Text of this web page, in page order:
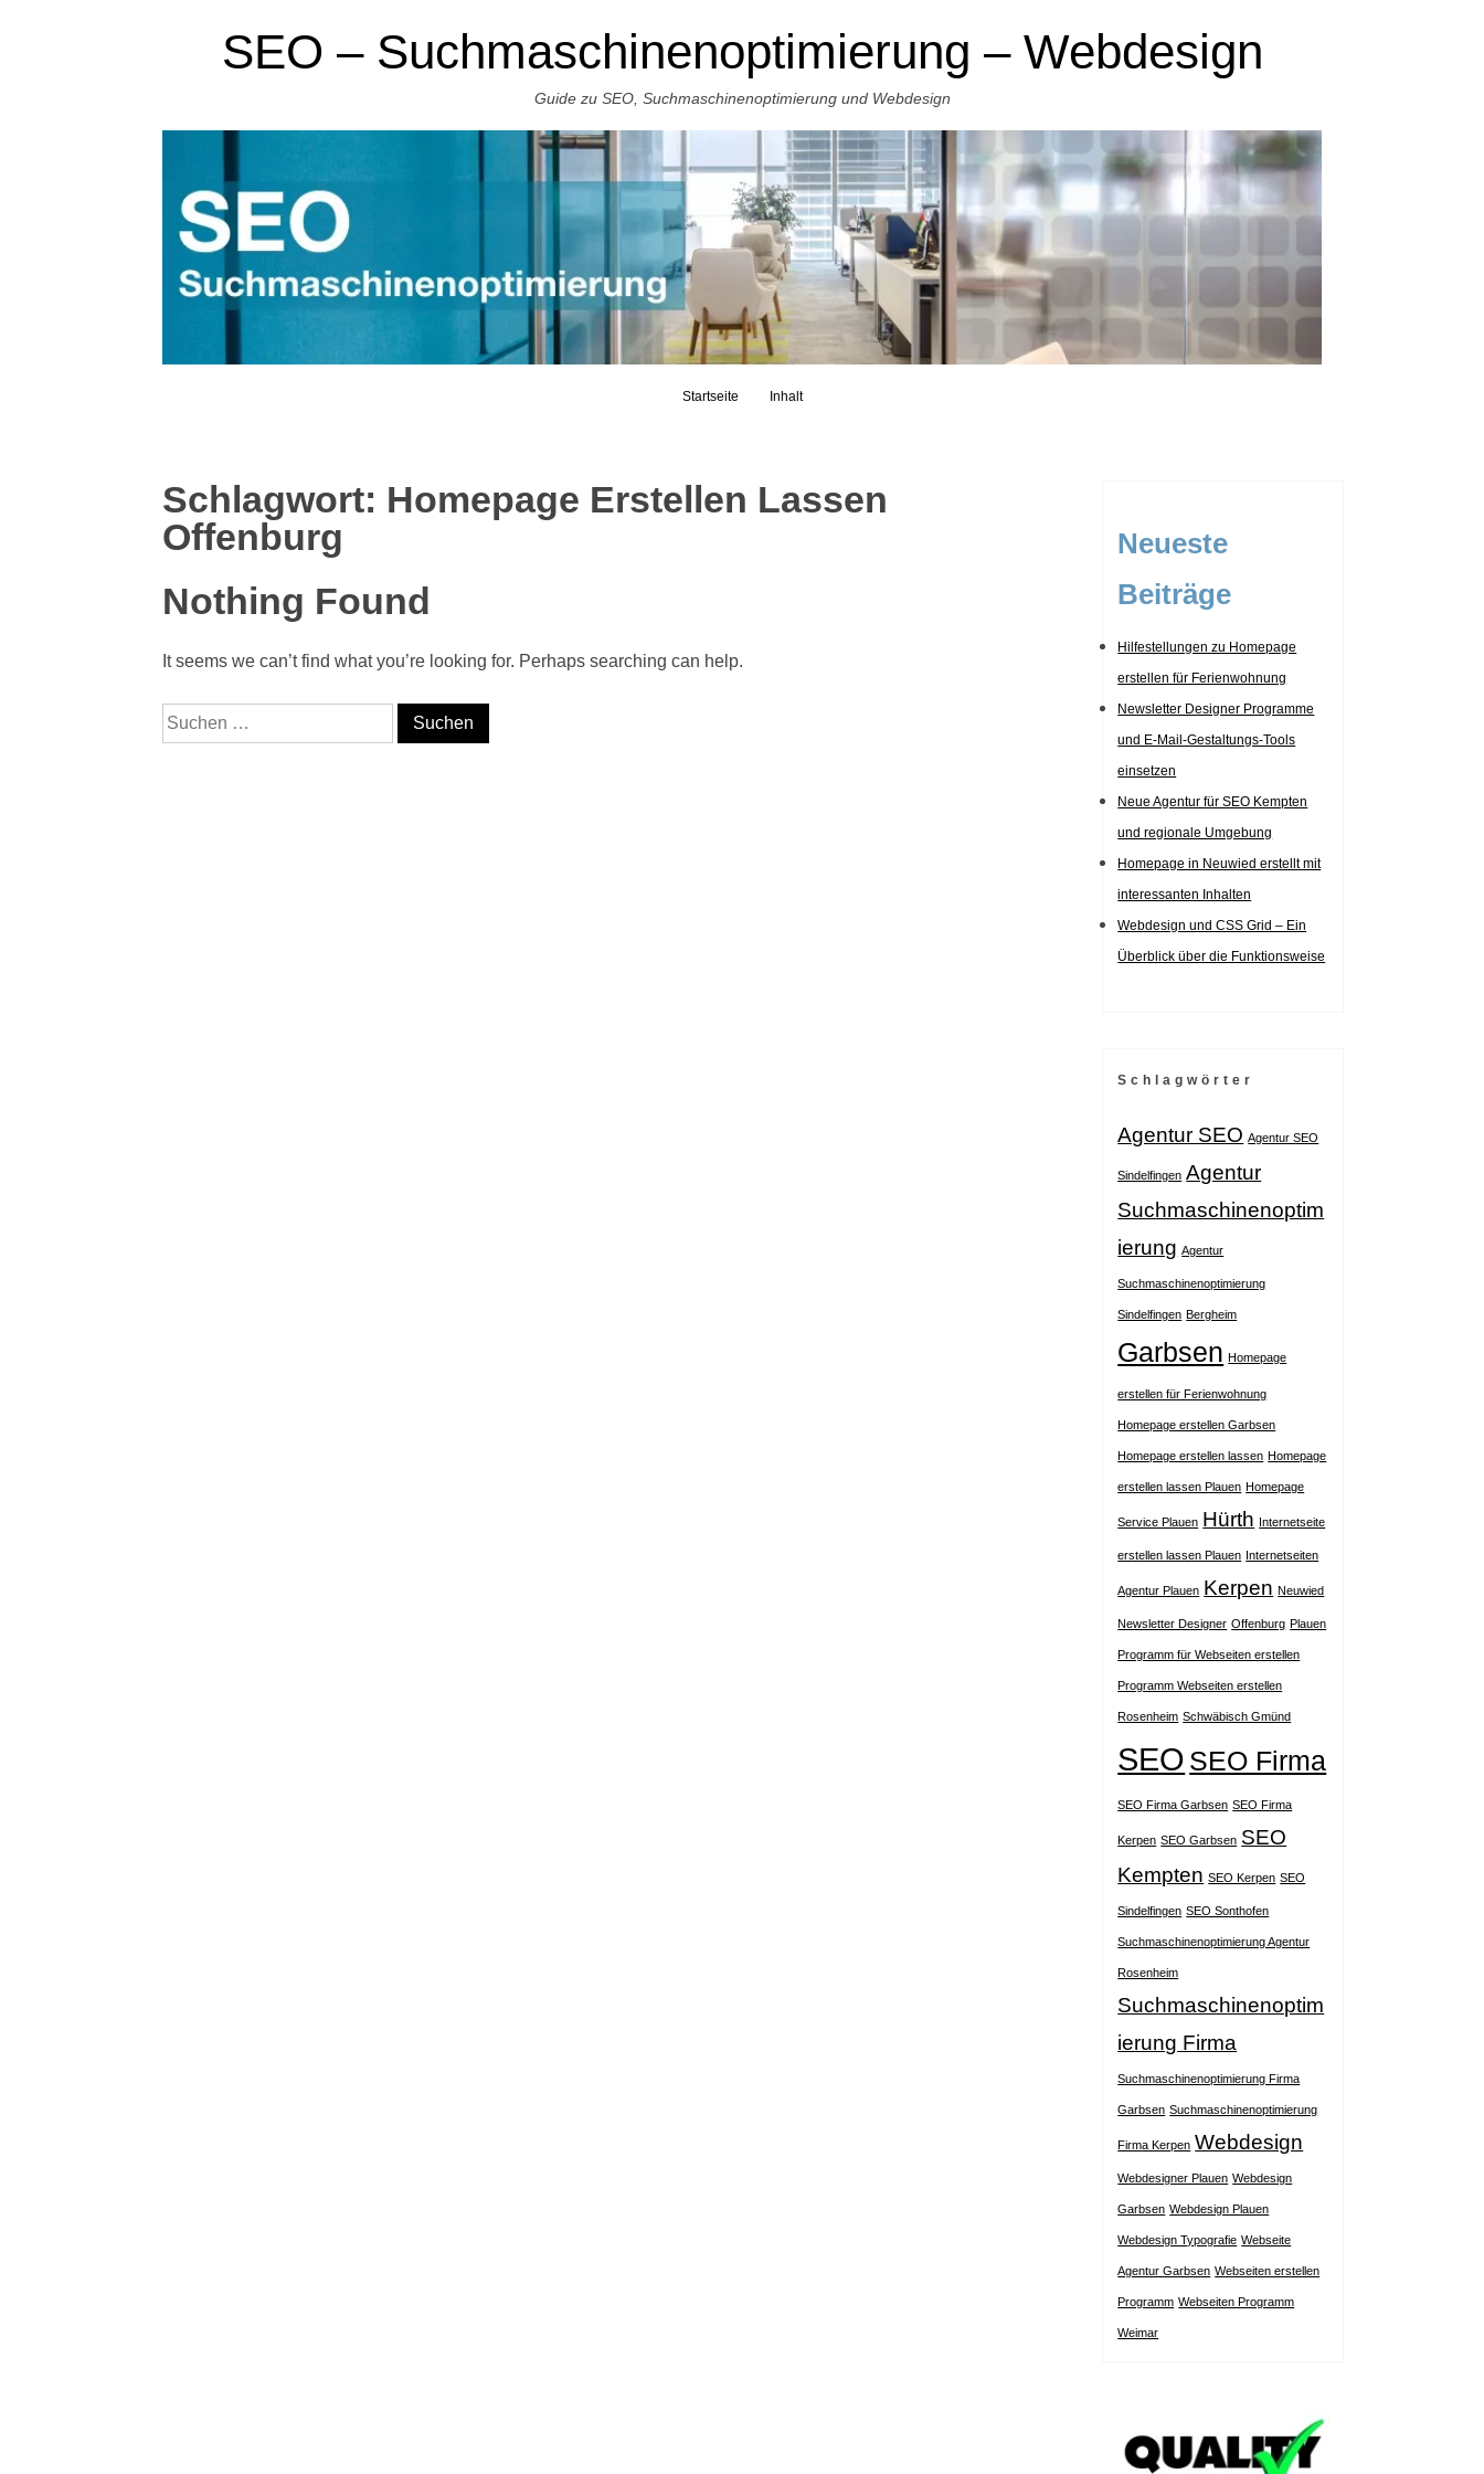
Skip to content
SEO – Suchmaschinenoptimierung – Webdesign
Guide zu SEO, Suchmaschinenoptimierung und Webdesign
Startseite Inhalt
Schlagwort: Homepage Erstellen Lassen
Offenburg
Nothing Found
It seems we can’t find what you’re looking for. Perhaps searching can help.
Suche nach:
Neueste
Beiträge
Hilfestellungen zu Homepage
erstellen für Ferienwohnung
Newsletter Designer Programme
und E-Mail-Gestaltungs-Tools
einsetzen
Neue Agentur für SEO Kempten
und regionale Umgebung
Homepage in Neuwied erstellt mit
interessanten Inhalten
Webdesign und CSS Grid – Ein
Überblick über die Funktionsweise
Schlagwörter
Agentur SEO Agentur SEO
Sindelfingen Agentur
Suchmaschinenoptim
ierung Agentur
Suchmaschinenoptimierung
Sindelfingen Bergheim
Garbsen Homepage
erstellen für Ferienwohnung
Homepage erstellen Garbsen
Homepage erstellen lassen Homepage
erstellen lassen Plauen Homepage
Service Plauen Hürth Internetseite
erstellen lassen Plauen Internetseiten
Agentur Plauen Kerpen Neuwied
Newsletter Designer Offenburg Plauen
Programm für Webseiten erstellen
Programm Webseiten erstellen
Rosenheim Schwäbisch Gmünd
SEO SEO Firma
SEO Firma Garbsen SEO Firma
Kerpen SEO Garbsen SEO
Kempten SEO Kerpen SEO
Sindelfingen SEO Sonthofen
Suchmaschinenoptimierung Agentur
Rosenheim
Suchmaschinenoptim
ierung Firma
Suchmaschinenoptimierung Firma
Garbsen Suchmaschinenoptimierung
Firma Kerpen Webdesign
Webdesigner Plauen Webdesign
Garbsen Webdesign Plauen
Webdesign Typografie Webseite
Agentur Garbsen Webseiten erstellen
Programm Webseiten Programm
Weimar